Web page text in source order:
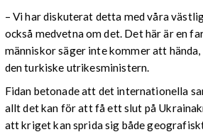
– Vi har diskuterat detta med våra
också medvetna om det. Det här är en
människor säger inte kommer att
den turkiske utrikesministern.
Fidan betonade att det internationella
allt det kan för att få ett slut på
att kriget kan sprida sig både